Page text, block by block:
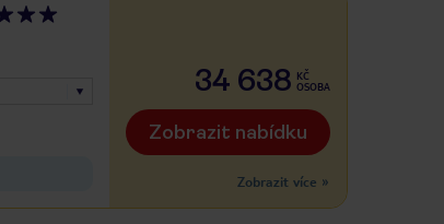
34 638 KČ
OSOBA
Zobrazit nabídku
Zobrazit více »